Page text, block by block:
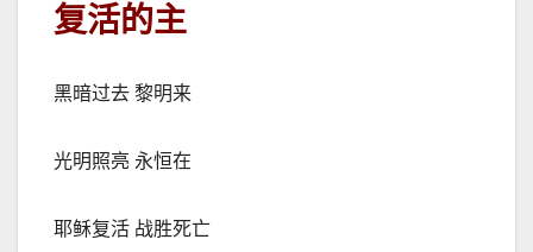
复活的主
黑暗过去 黎明来
光明照亮 永恒在
耶稣复活 战胜死亡